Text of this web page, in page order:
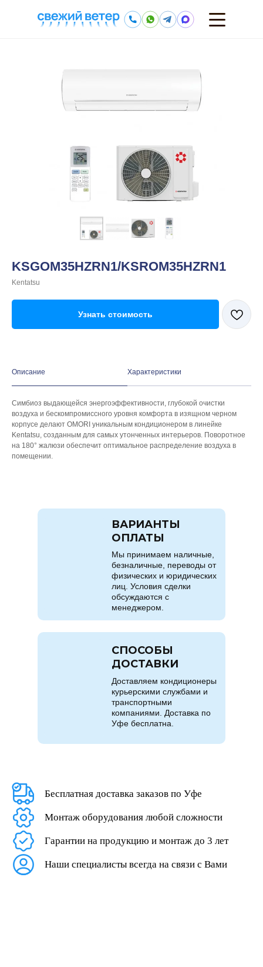
KSGOM35HZRN1/KSROM35HZRN1
Kentatsu
Узнать стоимость
Описание Характеристики
Симбиоз выдающейся энергоэффективности, глубокой очистки
воздуха и бескомпромиссного уровня комфорта в изящном черном
корпусе делают OMORI уникальным кондиционером в линейке
Kentatsu, созданным для самых утонченных интерьеров. Поворотное
на 180° жалюзи обеспечит оптимальное распределение воздуха в
помещении.
Мы принимаем наличные,
безналичные, переводы от
физических и юридических
лиц. Условия сделки
обсуждаются с
менеджером.
ВАРИАНТЫ
ОПЛАТЫ
Доставляем кондиционеры
курьерскими службами и
транспортными
компаниями. Доставка по
Уфе бесплатна.
СПОСОБЫ
ДОСТАВКИ
Бесплатная доставка заказов по Уфе
Монтаж оборудования любой сложности
Гарантии на продукцию и монтаж до 3 лет
Наши специалисты всегда на связи с Вами